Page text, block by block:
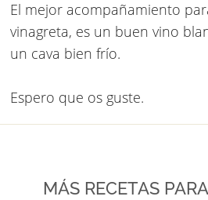
El mejor acompañamiento
vinagreta, es un buen vino
un cava bien frío.
Espero que os guste.
MÁS RECETAS